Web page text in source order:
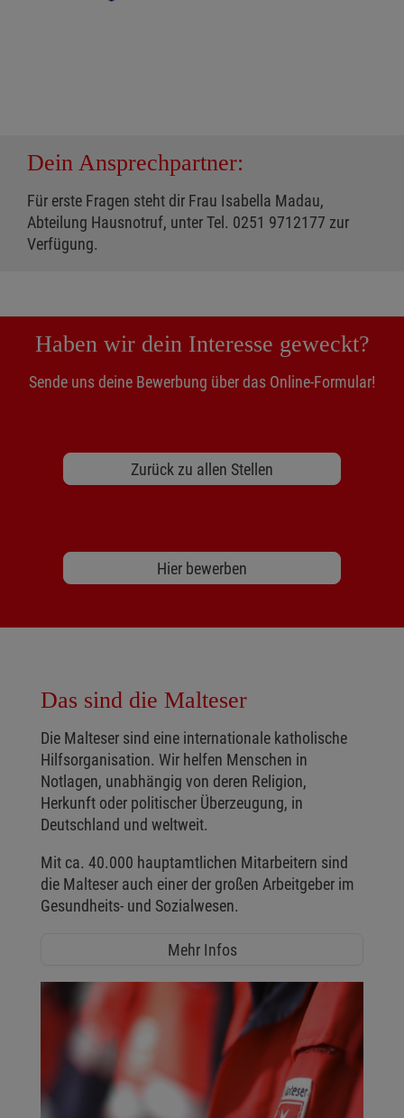
Dein Ansprechpartner:
Für erste Fragen steht dir Frau Isabella Madau,
Abteilung Hausnotruf, unter Tel. 0251 9712177 zur
Verfügung.
Haben wir dein Interesse geweckt?
Sende uns deine Bewerbung über das Online-Formular!
Zurück zu allen Stellen
Hier bewerben
Das sind die Malteser
Die Malteser sind eine internationale katholische
Hilfsorganisation. Wir helfen Menschen in
Notlagen, unabhängig von deren Religion,
Herkunft oder politischer Überzeugung, in
Deutschland und weltweit.
Mit ca. 40.000 hauptamtlichen Mitarbeitern sind
die Malteser auch einer der großen Arbeitgeber im
Gesundheits- und Sozialwesen.
Mehr Infos